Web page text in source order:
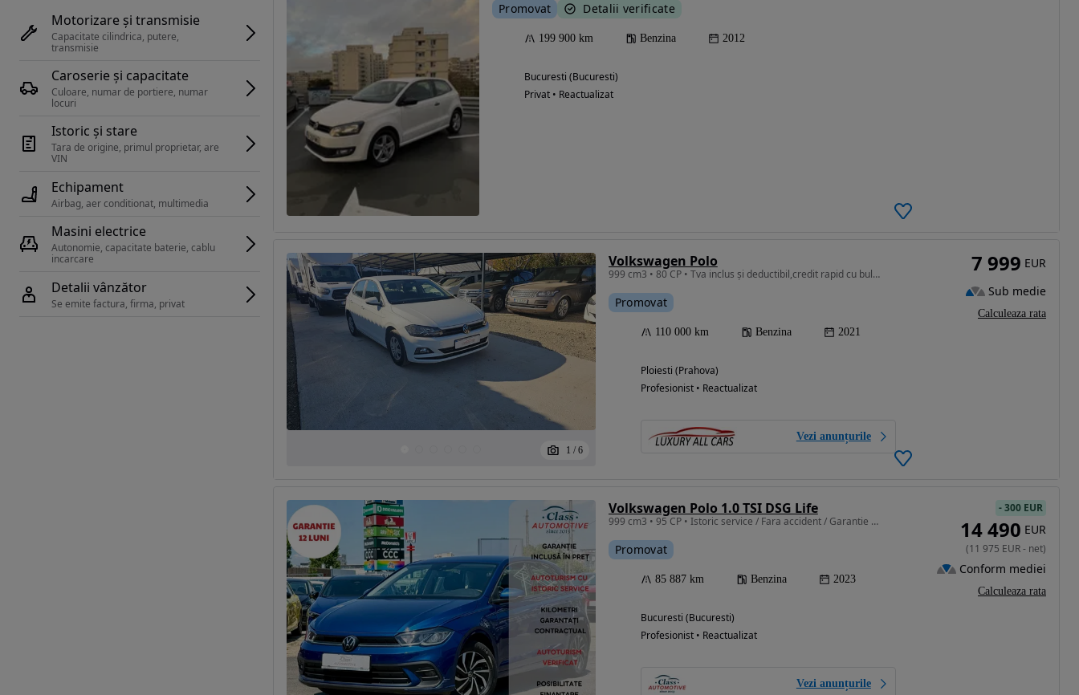
Motorizare și transmisie
Capacitate cilindrica, putere,
transmisie
Caroserie și capacitate
Culoare, numar de portiere, numar
locuri
Istoric și stare
Tara de origine, primul proprietar, are
Echipament
Airbag, aer conditionat, multimedia
Masini electrice
Autonomie, capacitate baterie, cablu
Detalii vânzător
Se emite factura, firma, privat
Promovat Detalii verificate
199 900 km Benzina 2012
Bucuresti (Bucuresti)
Privat • Reactualizat
1 / 6
Volkswagen Polo
999 cm3 • 80 CP • Tva inclus și deductibil,credit rapid cu buletinul,cumpărată de noua
Promovat
110 000 km Benzina 2021
Ploiesti (Prahova)
Profesionist • Reactualizat
Vezi anunțurile
7 999 EUR
Sub medie
Calculeaza rata
Volkswagen Polo 1.0 TSI DSG Life
999 cm3 • 95 CP • Istoric service / Fara accident / Garantie 12-36 Luni
Promovat
85 887 km Benzina 2023
Bucuresti (Bucuresti)
Profesionist • Reactualizat
Vezi anunțurile
-300 EUR
14 490 EUR
(11 975 EUR- net)
Conform mediei
Calculeaza rata